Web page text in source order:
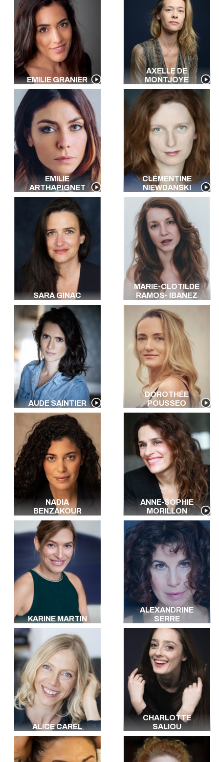
EMILIE GRANIER
AXELLE DE
MONTJOYE
EMILIE
ARTHAPIGNET
CLÉMENTINE
NIEWDANSKI
SARA GINAC
MARIE-CLOTILDE
RAMOS- IBANEZ
AUDE SAINTIER
DOROTHÉE
POUSSEO
NADIA
BENZAKOUR
ANNE-SOPHIE
MORILLON
KARINE MARTIN
ALEXANDRINE
SERRE
ALICE CAREL
CHARLOTTE
SALIOU